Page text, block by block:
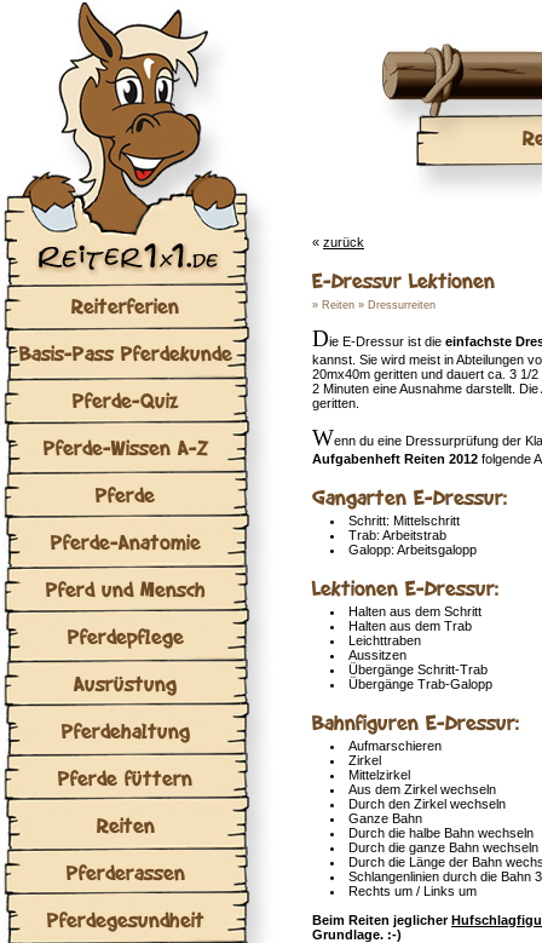
Reiterferien
Basis-Pass Pferdekunde
Pferde-Quiz
Pferde-Wissen A-Z
Pferde
Pferde-Anatomie
Pferd und Mensch
Pferdepflege
Ausrüstung
Pferdehaltung
Pferde füttern
Reiten
Pferderassen
Pferdegesundheit
« zurück
E-Dressur Lektionen
» Reiten » Dressurreiten
Die E-Dressur ist die einfachste
kannst. Sie wird meist in Abteilungen
20mx40m geritten und dauert ca. 3 1/
2 Minuten eine Ausnahme darstellt.
geritten.
Wenn du eine Dressurprüfung der
Aufgabenheft Reiten 2012 folgende
Gangarten E-Dressur:
Schritt: Mittelschritt
Trab: Arbeitstrab
Galopp: Arbeitsgalopp
Lektionen E-Dressur:
Halten aus dem Schritt
Halten aus dem Trab
Leichttraben
Aussitzen
Übergänge Schritt-Trab
Übergänge Trab-Galopp
Bahnfiguren E-Dressur:
Aufmarschieren
Zirkel
Mittelzirkel
Aus dem Zirkel wechseln
Durch den Zirkel wechseln
Ganze Bahn
Durch die halbe Bahn wechseln
Durch die ganze Bahn wechseln
Durch die Länge der Bahn
Schlangenlinien durch die Bahn
Rechts um / Links um
Beim Reiten jeglicher
Grundlage. :-)